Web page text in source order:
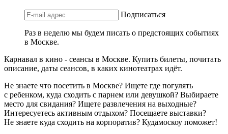
Подписаться
Раз в неделю мы будем писать о предстоящих событиях
в Москве.
Карнавал в кино - сеансы в Москве. Купить билеты, почитать
описание, даты сеансов, в каких кинотеатрах идёт.
Не знаете что посетить в Москве? Ищете где погулять
с ребенком, куда сходить с парнем или девушкой? Выбираете
место для свидания? Ищете развлечения на выходные?
Интересуетесь активным отдыхом? Посещаете выставки?
Не знаете куда сходить на корпоратив? Кудамоскоу поможет!